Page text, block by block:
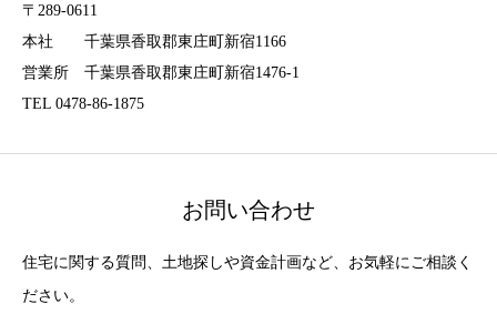
〒289-0611
本社 千葉県香取郡東庄町新宿1166
営業所 千葉県香取郡東庄町新宿1476-1
TEL 0478-86-1875
お問い合わせ
住宅に関する質問、土地探しや資金計画など、お気軽にご相談く
ださい。